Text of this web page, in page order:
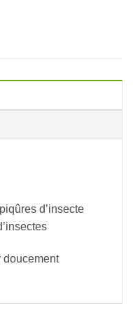
d’insecte
doucement